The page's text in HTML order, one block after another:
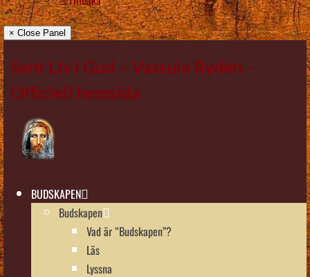
× Close Panel
Sant Liv i Gud – Vassula Rydén –
Officiell hemsida
BUDSKAPEN
Budskapen
Vad är “Budskapen”?
Läs
Lyssna